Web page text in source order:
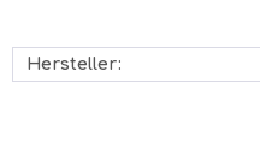
Hersteller: